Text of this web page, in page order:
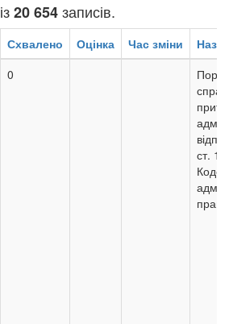
із20 654записів.
Схвалено Оцінка Час зміни
0
ст.